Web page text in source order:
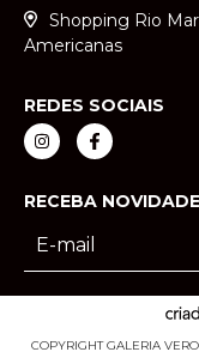
Shopping Rio
Americanas
REDES SOCIAIS
RECEBA
COPYRIGHT GALERIA